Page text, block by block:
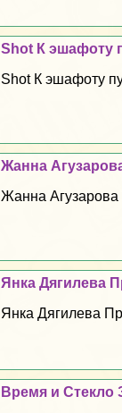
Shot К эшафоту
Shot К эшафоту
Жанна
Жанна Агузарова
Янка Дягилева
Янка Дягилева
Время и Стекло